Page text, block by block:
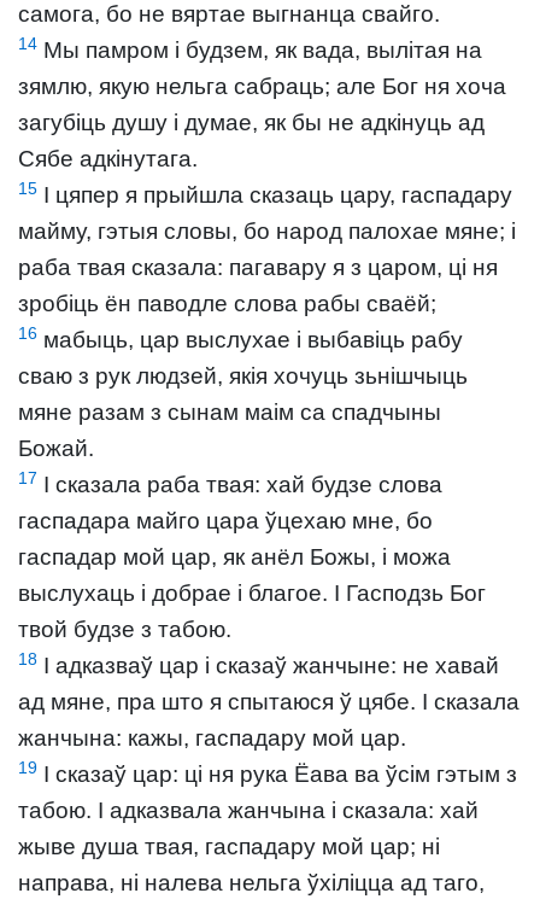
самога, бо не вяртае выгнанца свайго.
14 Мы памром і будзем, як вада, вылітая на
зямлю, якую нельга сабраць; але Бог ня хоча
загубіць душу і думае, як бы не адкінуць ад
Сябе адкінутага.
15 І цяпер я прыйшла сказаць цару, гаспадару
майму, гэтыя словы, бо народ палохае мяне; і
раба твая сказала: пагавару я з царом, ці ня
зробіць ён паводле слова рабы сваёй;
16 мабыць, цар выслухае і выбавіць рабу
сваю з рук людзей, якія хочуць зьнішчыць
мяне разам з сынам маім са спадчыны
Божай.
17 І сказала раба твая: хай будзе слова
гаспадара майго цара ўцехаю мне, бо
гаспадар мой цар, як анёл Божы, і можа
выслухаць і добрае і благое. І Гасподзь Бог
твой будзе з табою.
18 І адказваў цар і сказаў жанчыне: не хавай
ад мяне, пра што я спытаюся ў цябе. І сказала
жанчына: кажы, гаспадару мой цар.
19 І сказаў цар: ці ня рука Ёава ва ўсім гэтым з
табою. І адказвала жанчына і сказала: хай
жыве душа твая, гаспадару мой цар; ні
направа, ні налева нельга ўхіліцца ад таго,